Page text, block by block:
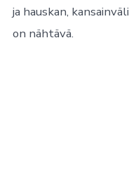
ja hauskan,
on nähtävä.